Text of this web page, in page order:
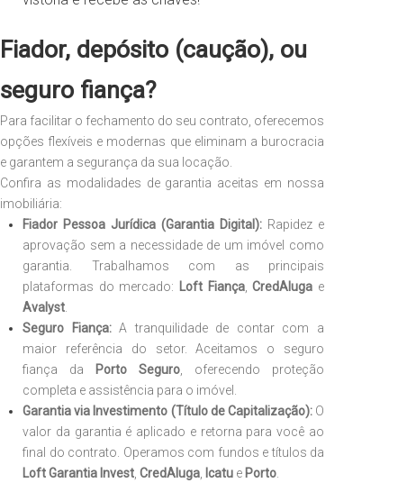
Fiador, depósito (caução), ou
seguro fiança?
Para facilitar o fechamento do seu contrato, oferecemos
opções flexíveis e modernas que eliminam a burocracia
e garantem a segurança da sua locação.
Confira as modalidades de garantia aceitas em nossa
imobiliária:
Fiador Pessoa Jurídica (Garantia Digital): Rapidez e
aprovação sem a necessidade de um imóvel como
garantia. Trabalhamos com as principais
plataformas do mercado: Loft Fiança,CredAluga e
Avalyst
Seguro Fiança:A tranquilidade de contar com a
maior referência do setor. Aceitamos o seguro
fiança da
Porto Seguro , oferecendo proteção
completa e assistência para o imóvel.
Garantia via Investimento (Título de Capitalização):O
valor da garantia é aplicado e retorna para você ao
final do contrato. Operamos com fundos e títulos da
Loft Garantia Invest CredAluga Icatu e Porto